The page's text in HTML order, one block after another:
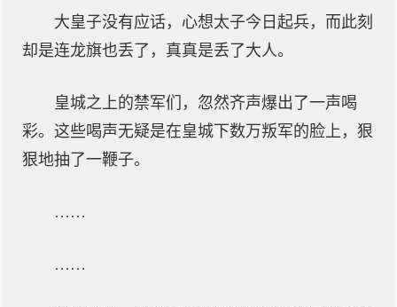
大皇子没有应话，心想太子今日起兵，而此刻
却是连龙旗也丢了，真真是丢了大人。
皇城之上的禁军们，忽然齐声爆出了一声喝
彩。这些喝声无疑是在皇城下数万叛军的脸上，狠
狠地抽了一鞭子。
……
……